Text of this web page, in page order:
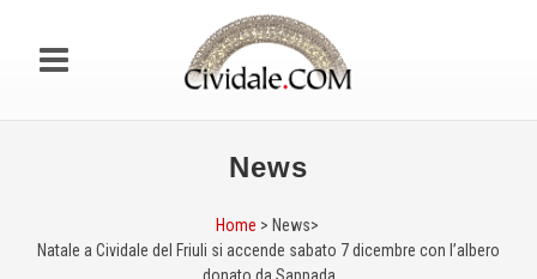
News
Home > News>
Natale a Cividale del Friuli si accende sabato 7 dicembre con l’albero